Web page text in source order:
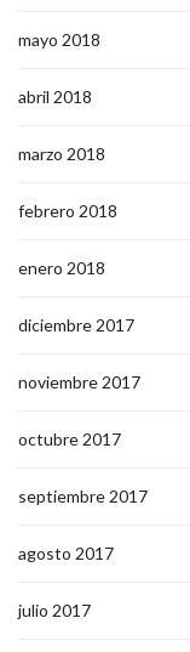
mayo 2018
abril 2018
marzo 2018
febrero 2018
enero 2018
diciembre 2017
noviembre 2017
octubre 2017
septiembre 2017
agosto 2017
julio 2017